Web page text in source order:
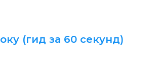
(гид за 60 секунд)